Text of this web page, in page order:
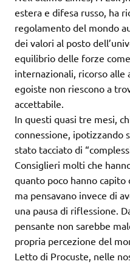
estera e difesa russo, ha
regolamento del mondo
dei valori al posto
equilibrio delle forze
internazionali, ricorso alle
egoiste non riescono a
accettabile.
In questi quasi tre mesi,
connessione, ipotizzando
stato tacciato di
Consiglieri molti che
quanto poco hanno capito
ma pensavano invece di
una pausa di riflessione.
pensante non sarebbe
propria percezione del
Letto di Procuste, nelle